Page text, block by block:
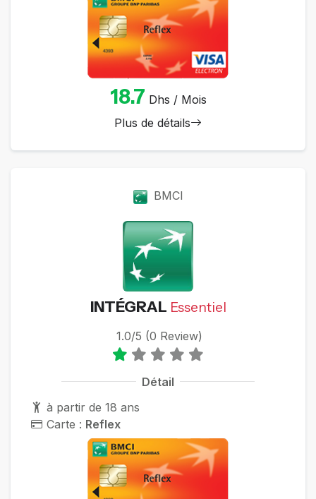
18.7 Dhs / Mois
Plus de détails
BMCI
INTÉGRAL Essentiel
1.0/5 (0 Review)
Détail
à partir de 18 ans
Carte : Reflex